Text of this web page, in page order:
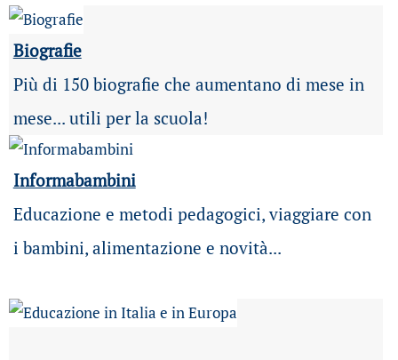
Biografie
Più di 150 biografie che aumentano di mese in
mese... utili per la scuola!
Informabambini
Educazione e metodi pedagogici, viaggiare con
i bambini, alimentazione e novità...